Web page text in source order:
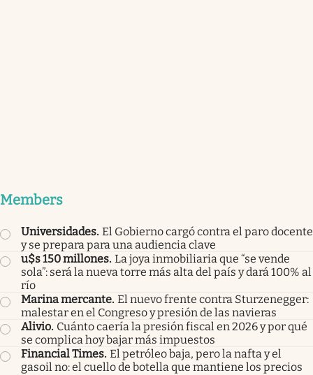
Members
Universidades. El Gobierno cargó contra el paro docente
y se prepara para una audiencia clave
u$s 150 millones. La joya inmobiliaria que “se vende
sola”: será la nueva torre más alta del país y dará 100% al
río
Marina mercante. El nuevo frente contra Sturzenegger:
malestar en el Congreso y presión de las navieras
Alivio. Cuánto caería la presión fiscal en 2026 y por qué
se complica hoy bajar más impuestos
Financial Times. El petróleo baja, pero la nafta y el
gasoil no: el cuello de botella que mantiene los precios